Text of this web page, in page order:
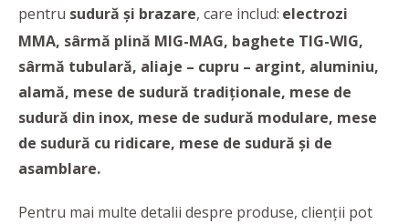
pentru sudură și brazare, care includ: electrozi
MMA, sârmă plină MIG-MAG, baghete TIG-WIG,
sârmă tubulară, aliaje – cupru – argint, aluminiu,
alamă, mese de sudură tradiționale, mese de
sudură din inox, mese de sudură modulare, mese
de sudură cu ridicare, mese de sudură și de
asamblare.
Pentru mai multe detalii despre produse, clienții pot